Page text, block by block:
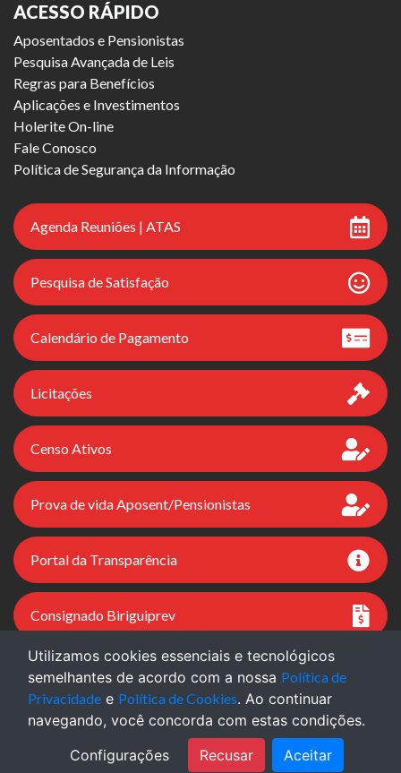
ACESSO RÁPIDO
Aposentados e Pensionistas
Pesquisa Avançada de Leis
Regras para Benefícios
Aplicações e Investimentos
Holerite On-line
Fale Conosco
Política de Segurança da Informação
Agenda Reuniões | ATAS
Pesquisa de Satisfação
Calendário de Pagamento
Licitações
Censo Ativos
Prova de vida Aposent/Pensionistas
Portal da Transparência
Consignado Biriguiprev
Versão do Sistema: 8.4.5 - 27/02/2026 | Portal
Atualizado em: 08/08/2026
Utilizamos cookies essenciais e tecnológicos
semelhantes de acordo com a nossa Política de
Privacidade e Política de Cookies. Ao continuar
navegando, você concorda com estas condições.
Configurações
Recusar Aceitar